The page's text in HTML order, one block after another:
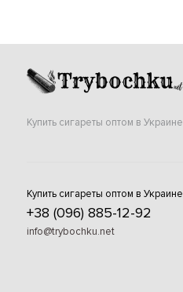
Купить сигареты оптом в Украине
Купить сигареты оптом в Украине
+38 (096) 885-12-92
info@trybochku.net